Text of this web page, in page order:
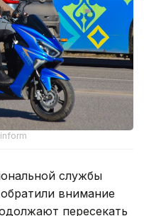
службы
внимание
пересекать